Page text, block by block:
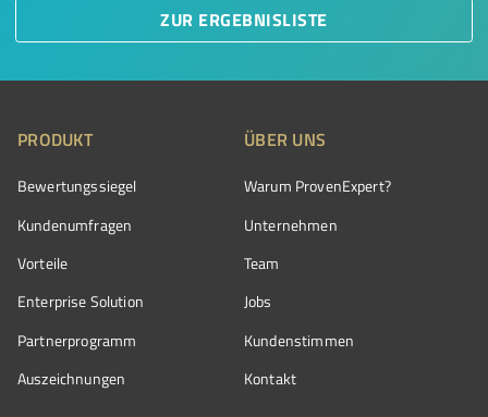
ZUR ERGEBNISLISTE
PRODUKT
Bewertungssiegel
Kundenumfragen
Vorteile
Enterprise Solution
Partnerprogramm
Auszeichnungen
ÜBER UNS
Warum ProvenExpert?
Unternehmen
Team
Jobs
Kundenstimmen
Kontakt